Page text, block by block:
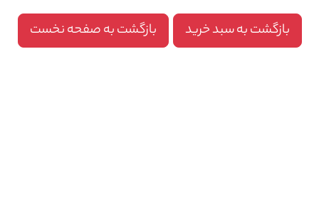
بازگشت به سبد خرید بازگشت به صفحه نخست